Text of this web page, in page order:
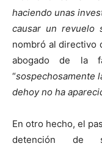
haciendo unas
causar un revuelo
nombró al directivo
abogado de la
“sospechosamente
dehoy no ha
En otro hecho, el
detención de